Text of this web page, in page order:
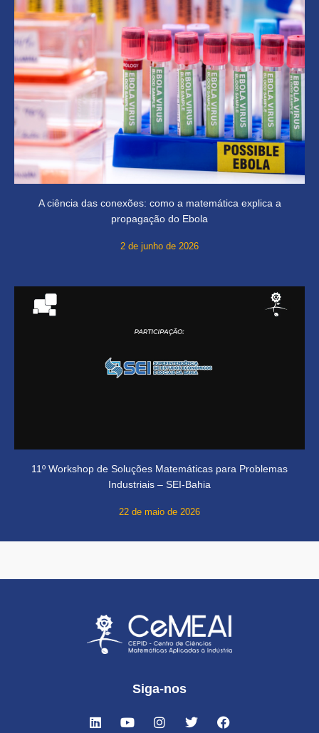
A ciência das conexões: como a matemática explica a
propagação do Ebola
2 de junho de 2026
11º Workshop de Soluções Matemáticas para Problemas
Industriais – SEI-Bahia
22 de maio de 2026
Siga-nos